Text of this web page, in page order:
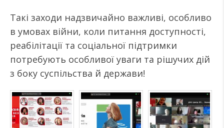
Такі заходи надзвичайно важливі, особливо
в умовах війни, коли питання доступності,
реабілітації та соціальної підтримки
потребують особливої уваги та рішучих дій
з боку суспільства й держави!